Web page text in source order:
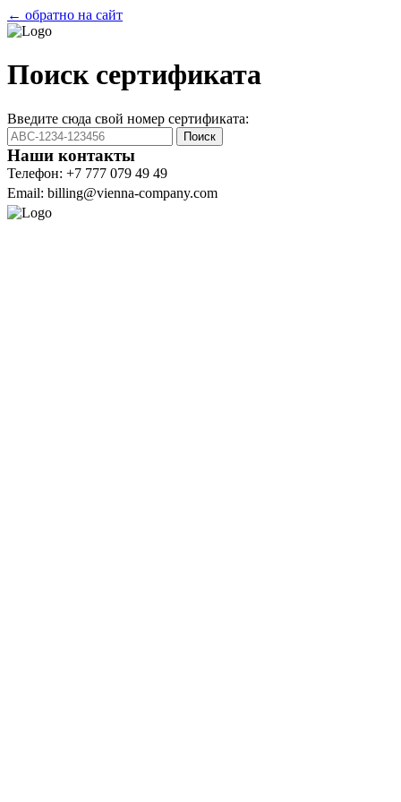
← обратно на сайт
Поиск сертификата
Введите сюда свой номер сертификата:
Поиск
Наши контакты
Телефон: +7 777 079 49 49
Email: billing@vienna-company.com